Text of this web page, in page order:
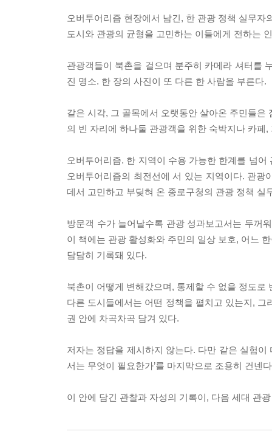
오버투어리즘 현장에서 남긴, 한 관광 정책 실무자
도시와 관광의 균형을 고민하는 이들에게 전하는
관광객들이 북촌을 걸으며 분주히 카메라 셔터를
진 명소. 한 장의 사진이 또 다른 한 사람을 부른다.
같은 시각, 그 골목에서 오랫동안 살아온 주민들
의 빈 자리에 하나둘 관광객을 위한 숙박지나 카페
오버투어리즘. 한 지역이 수용 가능한 한계를 넘
오버투어리즘의 최전선에 서 있는 지역이다. 관
데서 고민하고 부딪혀 온 종로구청의 관광 정책 실
방문객 수가 늘어날수록 관광 성과보고서는 두꺼
이 책에는 관광 활성화와 주민의 일상 보호, 어느
담담히 기록돼 있다.
북촌이 어떻게 변해갔으며, 통제할 수 없을 정도
다른 도시들에서는 어떤 정책을 펼치고 있는지,
권 안에 차곡차곡 담겨 있다.
저자는 정답을 제시하지 않는다. 다만 같은 실험
서는 무엇이 필요한가’를 마지막으로 조용히 건넨
이 안에 담긴 관찰과 자성의 기록이, 다음 세대 관